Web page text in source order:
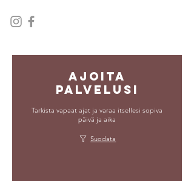
Ajoita
palvelusi
Tarkista vapaat ajat ja varaa itsellesi sopiva
päivä ja aika
Suodata